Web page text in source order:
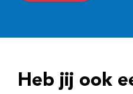
r
Heb jij ook